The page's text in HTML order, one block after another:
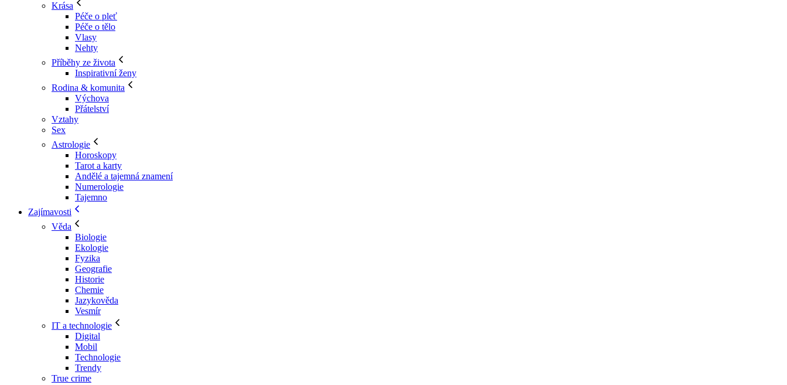
Krása
Péče o pleť
Péče o tělo
Vlasy
Nehty
Příběhy ze života
Inspirativní ženy
Rodina & komunita
Výchova
Přátelství
Vztahy
Sex
Astrologie
Horoskopy
Tarot a karty
Andělé a tajemná znamení
Numerologie
Tajemno
Zajímavosti
Věda
Biologie
Ekologie
Fyzika
Geografie
Historie
Chemie
Jazykověda
Vesmír
IT a technologie
Digital
Mobil
Technologie
Trendy
True crime